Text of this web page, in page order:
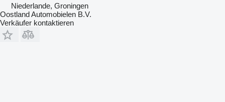
Niederlande, Groningen
Oostland Automobielen B.V.
Verkäufer kontaktieren